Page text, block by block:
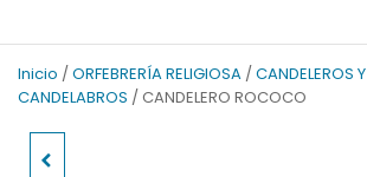
Inicio / ORFEBRERÍA RELIGIOSA / CANDELEROS Y
CANDELABROS / CANDELERO ROCOCO